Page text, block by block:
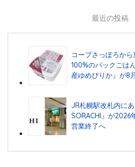
最近の投稿
コープさっぽろか
100%のパックごは
産ゆめぴりか』が8
JR札幌駅改札内に
SORACHI』が2026
営業終了へ